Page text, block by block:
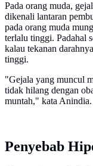
Pada orang muda,
dikenali lantaran
pada orang muda
terlalu tinggi. Padahal
kalau tekanan
tinggi.
"Gejala yang muncul
tidak hilang dengan
muntah," kata Anindia.
Penyebab